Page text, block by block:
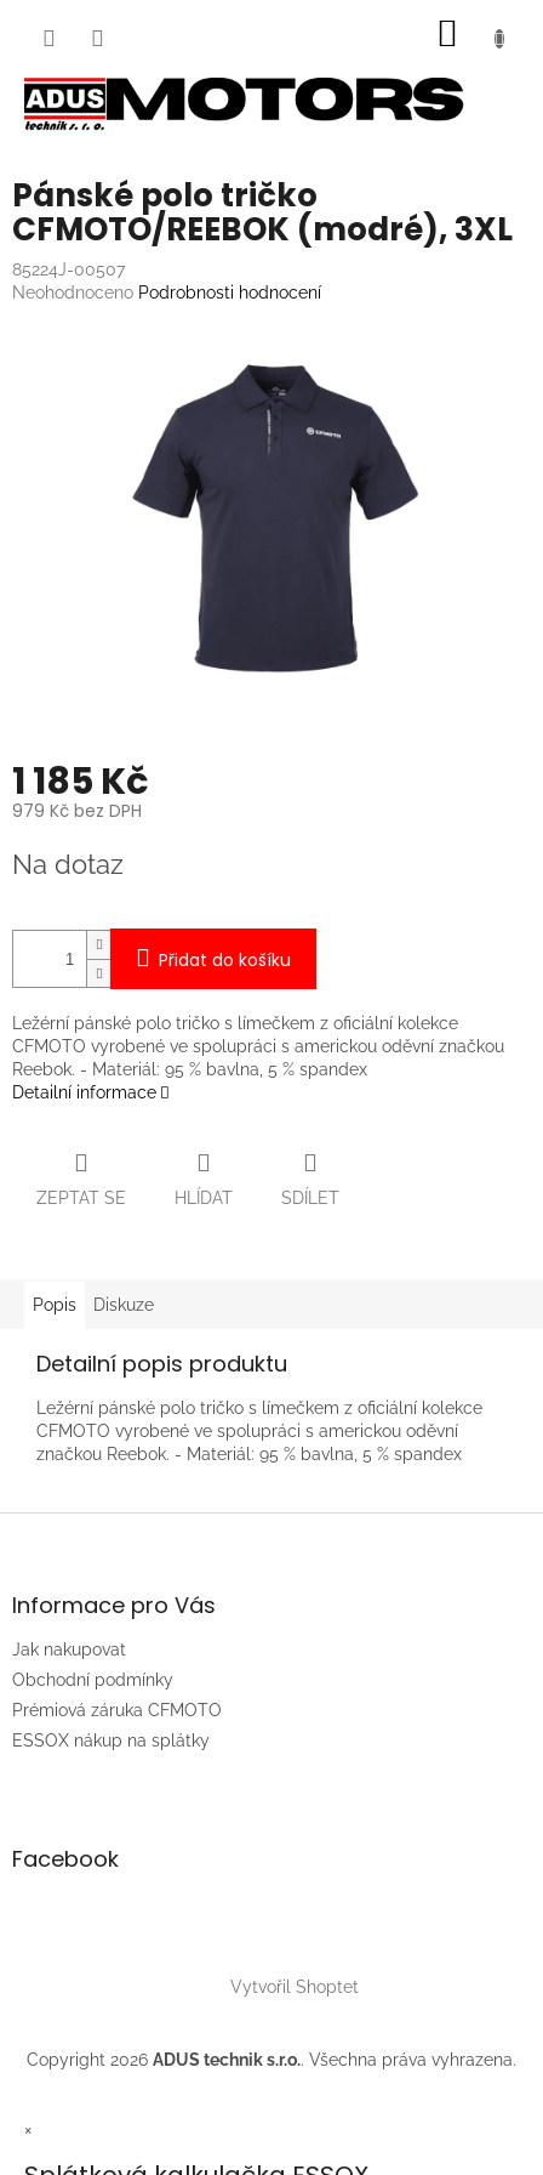
Pánské polo tričko
CFMOTO/REEBOK (modré), 3XL
85224J-00507
Průměrné
Neohodnoceno Podrobnosti hodnocení
1 185 Kč
979 Kč bez DPH
cena:
Na dotaz
Přidat do košíku
Ležérní pánské polo tričko s límečkem z oficiální kolekce
CFMOTO vyrobené ve spolupráci s americkou oděvní značkou
Reebok. - Materiál: 95 % bavlna, 5 % spandex
Detailní informace
ZEPTAT SE HLÍDAT SDÍLET
Popis Diskuze
Detailní popis produktu
Ležérní pánské polo tričko s límečkem z oficiální kolekce
CFMOTO vyrobené ve spolupráci s americkou oděvní
značkou Reebok. - Materiál: 95 % bavlna, 5 % spandex
Z
aInformace pro Vás
Jak nakupovat
Obchodní podmínky
Prémiová záruka CFMOTO
ESSOX nákup na splátky
Facebook
Vytvořil Shoptet
Copyright 2026 ADUS technik s.r.o.. Všechna práva vyhrazena.
×